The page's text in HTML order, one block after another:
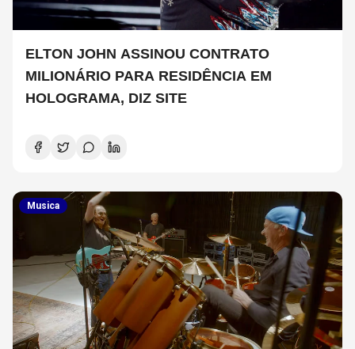
ELTON JOHN ASSINOU CONTRATO
MILIONÁRIO PARA RESIDÊNCIA EM
HOLOGRAMA, DIZ SITE
Musica